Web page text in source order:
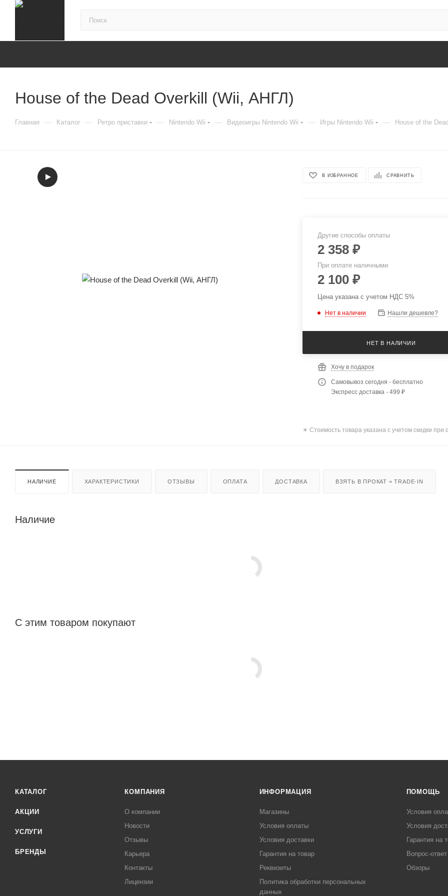
House of the Dead Overkill (Wii, АНГЛ)
Главная — Каталог — Ретро приставки — Nintendo Wii — Видеоигры Nintendo Wii — Игры Nintendo Wii — House of the
В ИЗБРАННОЕ СРАВНИТЬ
Другие способы оплаты
2 358 ₽
При оплате наличными
2 100 ₽
Цена указана с учетом НДС 5%
Нет в наличии Нашли дешевле?
НЕТ В НАЛИЧИИ
Хочу в подарок
Самовывоз сегодня - бесплатно
Экспресс доставка - 499 ₽
✴️ Стоимость товара указана с учетом скидки при
НАЛИЧИЕ ХАРАКТЕРИСТИКИ ОТЗЫВЫ ОПЛАТА ДОСТАВКА ВЗЯТЬ В ПРОКАТ = TRADE-IN
Наличие
С этим товаром покупают
КАТАЛОГ
АКЦИИ
УСЛУГИ
БРЕНДЫ
КОМПАНИЯ
О компании
Новости
Отзывы
Карьера
Контакты
Лицензии
ИНФОРМАЦИЯ
Магазины
Условия оплаты
Условия доставки
Гарантия на товар
Реквизиты
Политика обработки персональных
данных
ПОМОЩЬ
Условия
Условия
Гарантия на
Вопрос-ответ
Обзоры